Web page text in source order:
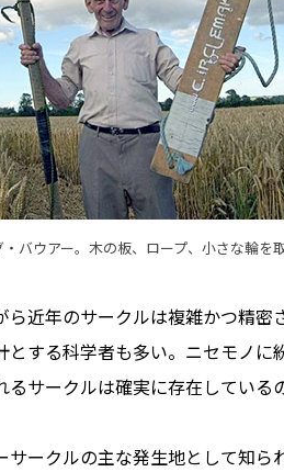
バウアー。木の板、ロープ、小さな輪
近年のサークルは複雑かつ精密
とする科学者も多い。ニセモノ
るサークルは確実に存在している
ークルの主な発生地として知ら